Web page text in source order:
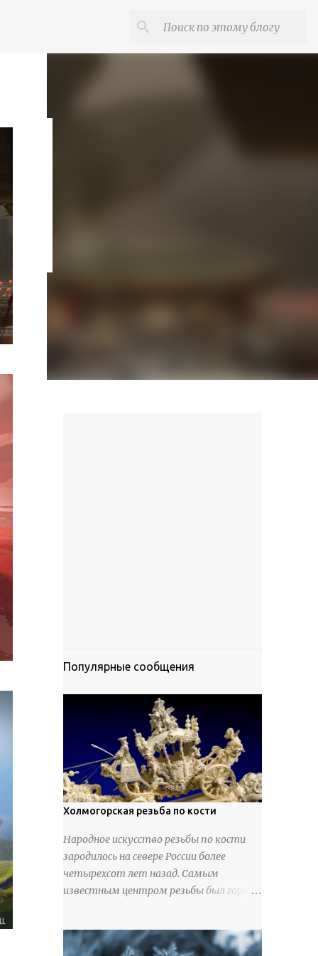
Популярные сообщения
Холмогорская резьба по кости
Народное искусство резьбы по кости
зародилось на севере России более
четырехсот лет назад. Самым
известным центром резьбы был город
служили кости тюленей, рыб и моржей.